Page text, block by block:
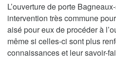
L’ouverture de porte
intervention très commune
aisé pour eux de procéder à
même si celles-ci sont plus
connaissances et leur savoir-